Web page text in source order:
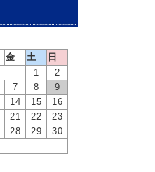
金 土
日
1
2
7 8
9
14 15
16
21 22
23
28 29
30